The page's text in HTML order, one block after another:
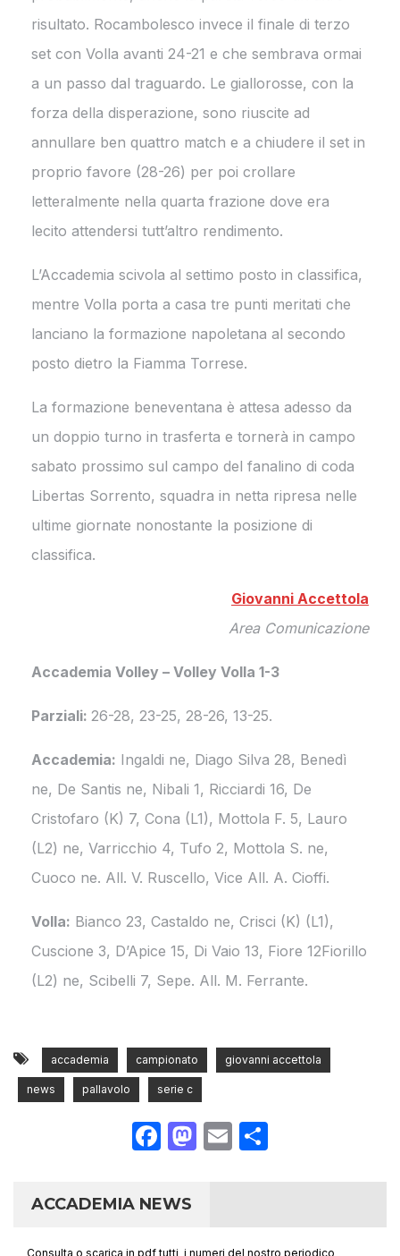
risultato. Rocambolesco invece il finale di terzo
set con Volla avanti 24-21 e che sembrava ormai
a un passo dal traguardo. Le giallorosse, con la
forza della disperazione, sono riuscite ad
annullare ben quattro match e a chiudere il set in
proprio favore (28-26) per poi crollare
letteralmente nella quarta frazione dove era
lecito attendersi tutt’altro rendimento.
L’Accademia scivola al settimo posto in classifica,
mentre Volla porta a casa tre punti meritati che
lanciano la formazione napoletana al secondo
posto dietro la Fiamma Torrese.
La formazione beneventana è attesa adesso da
un doppio turno in trasferta e tornerà in campo
sabato prossimo sul campo del fanalino di coda
Libertas Sorrento, squadra in netta ripresa nelle
ultime giornate nonostante la posizione di
classifica.
Giovanni Accettola
Area Comunicazione
Accademia Volley – Volley Volla 1-3
Parziali: 26-28, 23-25, 28-26, 13-25.
Accademia: Ingaldi ne, Diago Silva 28, Benedì
ne, De Santis ne, Nibali 1, Ricciardi 16, De
Cristofaro (K) 7, Cona (L1), Mottola F. 5, Lauro
(L2) ne, Varricchio 4, Tufo 2, Mottola S. ne,
Cuoco ne. All. V. Ruscello, Vice All. A. Cioffi.
Volla: Bianco 23, Castaldo ne, Crisci (K) (L1),
Cuscione 3, D’Apice 15, Di Vaio 13, Fiore 12Fiorillo
(L2) ne, Scibelli 7, Sepe. All. M. Ferrante.
accademia campionato giovanni accettola
news pallavolo serie c
Facebook
Mastodon
Email
ACCADEMIA NEWS
Consulta o scarica in pdf tutti i numeri del nostro periodico